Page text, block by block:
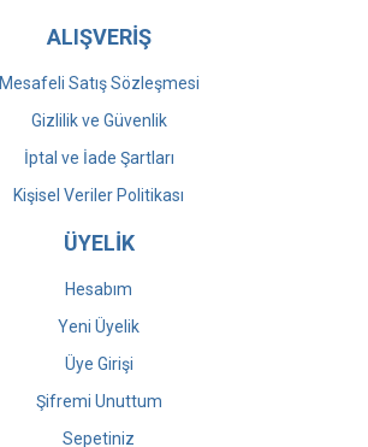
ALIŞVERİŞ
Mesafeli Satış Sözleşmesi
Gizlilik ve Güvenlik
İptal ve İade Şartları
Kişisel Veriler Politikası
ÜYELİK
Hesabım
Yeni Üyelik
Üye Girişi
Şifremi Unuttum
Sepetiniz